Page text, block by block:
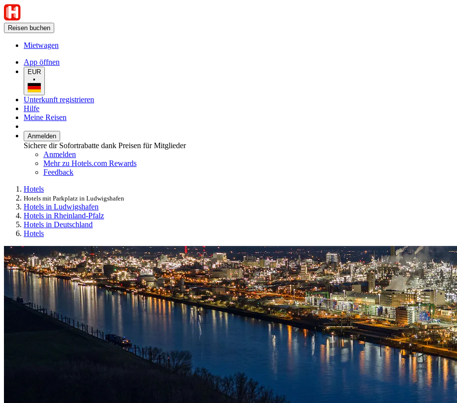
Reisen buchen
Mietwagen
App öffnen
EUR
•
Unterkunft registrieren
Hilfe
Meine Reisen
Anmelden
Sichere dir Sofortrabatte dank Preisen für Mitglieder
Anmelden
Mehr zu Hotels.com Rewards
Feedback
Hotels
Hotels mit Parkplatz in Ludwigshafen
Hotels in Ludwigshafen
Hotels in Rheinland-Pfalz
Hotels in Deutschland
Hotels